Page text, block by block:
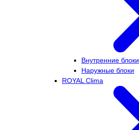
Внутренние блоки
Наружные блоки
ROYAL Clima